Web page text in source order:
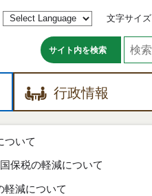
文字サイズ
サイト内を検索
行政情報
ついて
保税の軽減について
軽減について